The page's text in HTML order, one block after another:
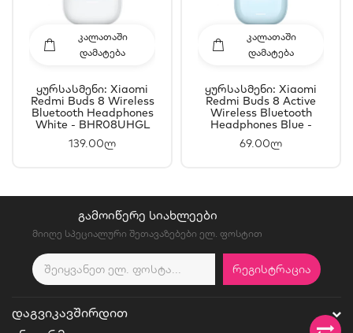
ᲙᲐᲚᲐᲗᲐᲨᲘ
ᲓᲐᲛᲐᲢᲔᲑᲐ
Ყურსასმენი: Xiaomi
Redmi Buds 8 Wireless
Bluetooth Headphones
White - BHR08UHGL
139.00ლ
ᲙᲐᲚᲐᲗᲐᲨᲘ
ᲓᲐᲛᲐᲢᲔᲑᲐ
Ყურსასმენი: Xiaomi
Redmi Buds 8 Active
Wireless Bluetooth
Headphones Blue -
69.00ლ
ᲒᲐᲛᲝᲘᲬᲔᲠᲔ ᲡᲘᲐᲮᲚᲔᲔᲑᲘ
მიიღე სპეციალური შეთავაზებები ელ. ფოსტით
ᲠᲔᲒᲘᲡᲢᲠᲐᲪᲘᲐ
ᲓᲐᲒᲕᲘᲙᲐᲕᲨᲘᲠᲓᲘᲗ